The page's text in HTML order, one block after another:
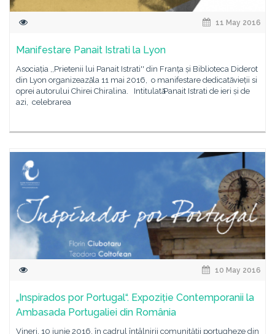
11 May 2016
Manifestare Panait Istrati la Lyon
Asociaṭia ,,Prietenii lui Panait Istrati'' din Franṭa ṣi Biblioteca Diderot
din Lyon organizeazӑ, la 11 mai 2016, o manifestare dedicatӑ vieṭii si
oprei autorului Chirei Chiralina. Intitulatӑ Panait Istrati de ieri ṣi de
azi, celebrarea
10 May 2016
„Inspirados por Portugal“. Expoziție Contemporanii la
Ambasada Portugaliei din România
Vineri, 10 iunie 2016, în cadrul întâlnirii comunității portugheze din